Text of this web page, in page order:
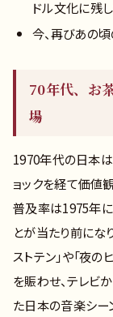
ドル文化に残
今、再びあの
70年代、お
場
1970年代の日本は
ョックを経て価値
普及率は1975年
とが当たり前にな
ストテン」や「夜
を賑わせ、テレビ
た日本の音楽シー